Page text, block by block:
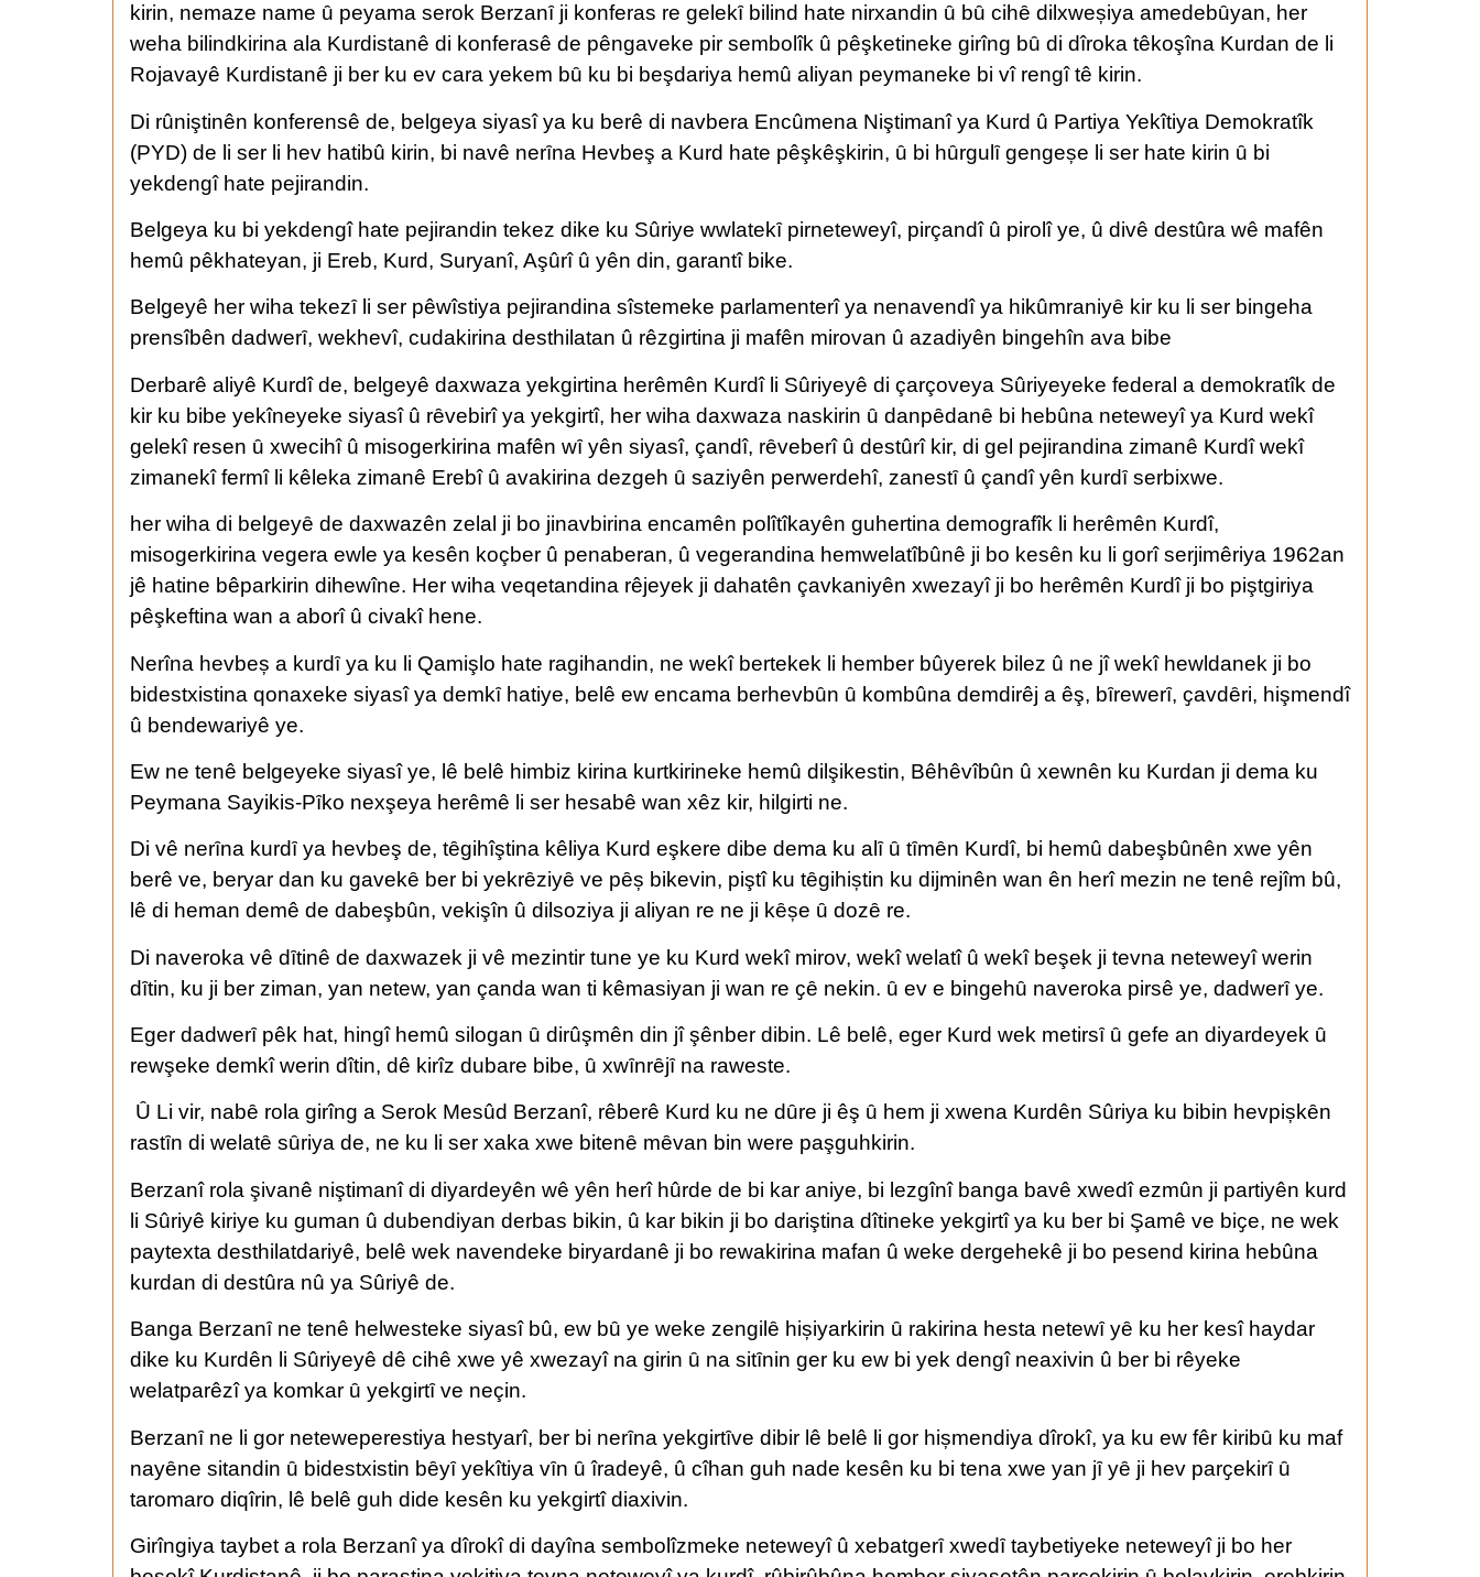
kirin, nemaze name ȗ peyama serok Berzanȋ ji konferas re gelekȋ bilind hate nirxandin ȗ bȗ cihȇ dilxweșiya amedebȗyan, her
weha bilindkirina ala Kurdistanê di konferasê de pêngaveke pir sembolîk û pêşketineke girîng bȗ di dîroka têkoşîna Kurdan de li
Rojavayê Kurdistanê ji ber ku ev cara yekem bȗ ku bi beşdariya hemû aliyan peymaneke bi vî rengî tê kirin.
Di rûniştinên konferensê de, belgeya siyasî ya ku berê di navbera Encûmena Niştimanî ya Kurd û Partiya Yekîtiya Demokratîk
(PYD) de li ser li hev hatibû kirin, bi navê nerȋna Hevbeş a Kurd hate pêşkêşkirin, ȗ bi hȗrgulȋ gengeșe li ser hate kirin ȗ bi
yekdengî hate pejirandin.
Belgeya ku bi yekdengî hate pejirandin tekez dike ku Sûriye wwlatekȋ pirneteweyî, pirçandî û pirolî ye, û divê destûra wê mafên
hemû pêkhateyan, ji Ereb, Kurd, Suryanî, Aşûrî û yên din, garantî bike.
Belgeyê her wiha tekezȋ li ser pêwîstiya pejirandina sîstemeke parlamenterî ya nenavendî ya hikûmraniyȇ kir ku li ser bingeha
prensîbên dadwerȋ, wekhevî, cudakirina desthilatan û rêzgirtina ji mafên mirovan û azadiyên bingehîn ava bibe
Derbarê aliyê Kurdî de, belgeyê daxwaza yekgirtina herêmên Kurdî li Sûriyeyê di çarçoveya Sûriyeyeke federal a demokratîk de
kir ku bibe yekîneyeke siyasî û rȇvebirî ya yekgirtî, her wiha daxwaza naskirin ȗ danpȇdanȇ bi hebûna neteweyî ya Kurd wekî
gelekî resen ȗ xwecihî û misogerkirina mafên wȋ yên siyasî, çandî, rȇveberî û destûrî kir, di gel pejirandina zimanê Kurdî wekî
zimanekî fermî li kêleka zimanê Erebî û avakirina dezgeh ȗ saziyên perwerdehî, zanestȋ û çandî yên kurdȋ serbixwe.
her wiha di belgeyȇ de daxwazên zelal ji bo jinavbirina encamên polîtîkayên guhertina demografîk li herêmên Kurdî,
misogerkirina vegera ewle ya kesên koçber û penaberan, û vegerandina hemwelatîbûnê ji bo kesên ku li gorî serjimêriya 1962an
jê hatine bêparkirin dihewîne. Her wiha veqetandina rêjeyek ji dahatên çavkaniyên xwezayî ji bo herêmên Kurdî ji bo piştgiriya
pêşkeftina wan a aborî û civakî hene.
Nerîna hevbeș a kurdȋ ya ku li Qamişlo hate ragihandin, ne wekî bertekek li hember bûyerek bilez û ne jî wekî hewldanek ji bo
bidestxistina qonaxeke siyasî ya demkȋ hatiye, belê ew encama berhevbȗn ȗ kombûna demdirêj a êş, bȋrewerȋ, ҫavdȇri, hişmendî
û bendewariyê ye.
Ew ne tenê belgeyeke siyasî ye, lê belê himbiz kirina kurtkirineke hemû dilşikestin, Bêhêvîbûn û xewnên ku Kurdan ji dema ku
Peymana Sayikis-Pȋko nexşeya herêmê li ser hesabê wan xêz kir, hilgirti ne.
Di vê nerȋna kurdȋ ya hevbeş de, tȇgihîştina kêliya Kurd eşkere dibe dema ku alȋ ȗ tȋmȇn Kurdî, bi hemû dabeşbûnên xwe yên
berê ve, beryar dan ku gavekȇ ber bi yekrȇziyȇ ve pȇș bikevin, piştî ku tȇgihiștin ku dijminên wan ên herî mezin ne tenê rejîm bû,
lê di heman demê de dabeşbûn, vekişîn û dilsoziya ji aliyan re ne ji kȇșe ȗ dozȇ re.
Di naveroka vê dȋtinê de daxwazek ji vê mezintir tune ye ku Kurd wekî mirov, wekî welatî û wekî beşek ji tevna neteweyî werin
dȋtin, ku ji ber ziman, yan netew, yan çanda wan ti kêmasiyan ji wan re ҫȇ nekin. ȗ ev e bingehȗ naveroka pirsê ye, dadwerȋ ye.
Eger dadwerȋ pêk hat, hingî hemû silogan ȗ dirûşmên din jî şênber dibin. Lê belê, eger Kurd wek metirsȋ ȗ gefe an diyardeyek ȗ
rewşeke demkî werin dîtin, dê kirîz dubare bibe, ȗ xwȋnrȇjȋ na raweste.
Ȗ Li vir, nabȇ rola girîng a Serok Mesûd Berzanî, rêberê Kurd ku ne dȗre ji êş ȗ hem ji xwena Kurdên Sûriya ku bibin hevpișkȇn
rastȋn di welatȇ sȗriya de, ne ku li ser xaka xwe bitenȇ mȇvan bin were paşguhkirin.
Berzanî rola şivanê niştimanî di diyardeyên wê yên herî hûrde de bi kar aniye, bi lezgînî banga bavê xwedî ezmûn ji partiyên kurd
li Sûriyê kiriye ku guman û dubendiyan derbas bikin, û kar bikin ji bo dariştina dîtineke yekgirtî ya ku ber bi Şamê ve biҫe, ne wek
paytexta desthilatdariyê, belê wek navendeke biryardanê ji bo rewakirina mafan û weke dergehekê ji bo pesend kirina hebûna
kurdan di destûra nû ya Sûriyê de.
Banga Berzanȋ ne tenê helwesteke siyasî bû, ew bȗ ye weke zengilȇ hișiyarkirin ȗ rakirina hesta netewȋ yȇ ku her kesî haydar
dike ku Kurdên li Sûriyeyê dê cihê xwe yê xwezayî na girin ȗ na sitȋnin ger ku ew bi yek dengî neaxivin û ber bi rêyeke
welatparêzî ya komkar ȗ yekgirtȋ ve neçin.
Berzanȋ ne li gor neteweperestiya hestyarî, ber bi nerȋna yekgirtȋve dibir lê belê li gor hișmendiya dîrokî, ya ku ew fêr kiribȗ ku maf
nayȇne sitandin ȗ bidestxistin bȇyȋ yekîtiya vȋn ȗ îradeyê, û cîhan guh nade kesên ku bi tena xwe yan jȋ yȇ ji hev parҫekirȋ ȗ
taromaro diqîrin, lê belê guh dide kesên ku yekgirtî diaxivin.
Girîngiya taybet a rola Berzanî ya dîrokî di dayîna sembolîzmeke neteweyî û xebatgerȋ xwedȋ taybetiyeke neteweyî ji bo her